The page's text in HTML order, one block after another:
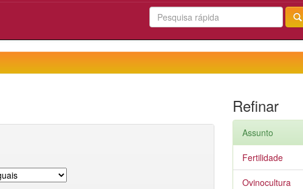
Refinar
Assunto
Fertilidade
Ovinocultura